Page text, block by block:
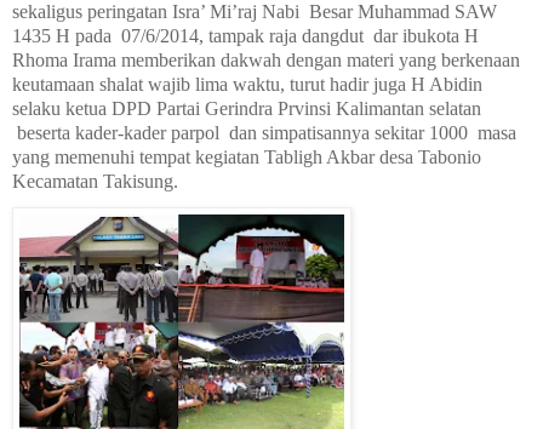
sekaligus peringatan Isra’ Mi’raj Nabi Besar Muhammad SAW
1435 H pada 07/6/2014, tampak raja dangdut dar ibukota H
Rhoma Irama memberikan dakwah dengan materi yang berkenaan
keutamaan shalat wajib lima waktu, turut hadir juga H Abidin
selaku ketua DPD Partai Gerindra Prvinsi Kalimantan selatan
beserta kader-kader parpol dan simpatisannya sekitar 1000 masa
yang memenuhi tempat kegiatan Tabligh Akbar desa Tabonio
Kecamatan Takisung.